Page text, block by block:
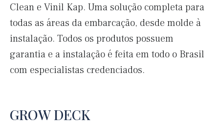
Clean e Vinil Kap. Uma solução completa para
todas as áreas da embarcação, desde molde à
instalação. Todos os produtos possuem
garantia e a instalação é feita em todo o Brasil
com especialistas credenciados.
GROW DECK